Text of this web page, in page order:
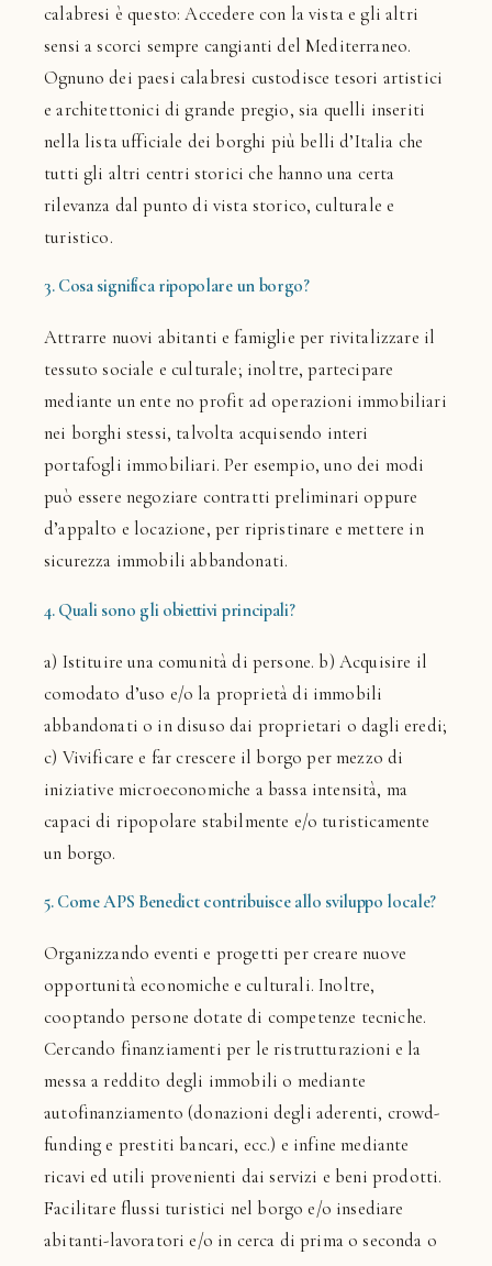
calabresi è questo: Accedere con la vista e gli altri
sensi a scorci sempre cangianti del Mediterraneo.
Ognuno dei paesi calabresi custodisce tesori artistici
e architettonici di grande pregio, sia quelli inseriti
nella lista ufficiale dei borghi più belli d’Italia che
tutti gli altri centri storici che hanno una certa
rilevanza dal punto di vista storico, culturale e
turistico.
3. Cosa significa ripopolare un borgo?
Attrarre nuovi abitanti e famiglie per rivitalizzare il
tessuto sociale e culturale; inoltre, partecipare
mediante un ente no profit ad operazioni immobiliari
nei borghi stessi, talvolta acquisendo interi
portafogli immobiliari. Per esempio, uno dei modi
può essere negoziare contratti preliminari oppure
d’appalto e locazione, per ripristinare e mettere in
sicurezza immobili abbandonati.
4. Quali sono gli obiettivi principali?
a) Istituire una comunità di persone. b) Acquisire il
comodato d’uso e/o la proprietà di immobili
abbandonati o in disuso dai proprietari o dagli eredi;
c) Vivificare e far crescere il borgo per mezzo di
iniziative microeconomiche a bassa intensità, ma
capaci di ripopolare stabilmente e/o turisticamente
un borgo.
5. Come APS Benedict contribuisce allo sviluppo locale?
Organizzando eventi e progetti per creare nuove
opportunità economiche e culturali. Inoltre,
cooptando persone dotate di competenze tecniche.
Cercando finanziamenti per le ristrutturazioni e la
messa a reddito degli immobili o mediante
autofinanziamento (donazioni degli aderenti, crowd-
funding e prestiti bancari, ecc.) e infine mediante
ricavi ed utili provenienti dai servizi e beni prodotti.
Facilitare flussi turistici nel borgo e/o insediare
abitanti-lavoratori e/o in cerca di prima o seconda o